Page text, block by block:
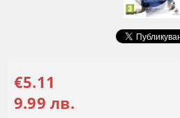
€5.11
9.99 лв.